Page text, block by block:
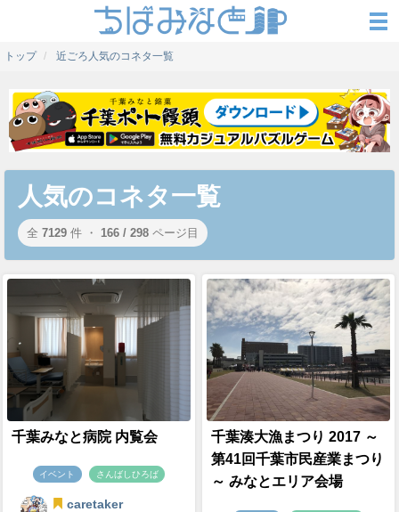
トップ 近ごろ人気のコネタ一覧
人気のコネタ一覧
全 7129 件 ・ 166 / 298 ページ目
千葉みなと病院 内覧会
イベント さんばしひろば
caretaker
千葉湊大漁まつり 2017 ～
第41回千葉市民産業まつり
～ みなとエリア会場